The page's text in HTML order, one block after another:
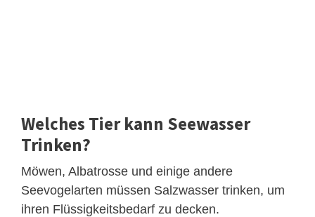
Welches Tier kann Seewasser
Trinken?
Möwen, Albatrosse und einige andere
Seevogelarten müssen Salzwasser trinken, um
ihren Flüssigkeitsbedarf zu decken.